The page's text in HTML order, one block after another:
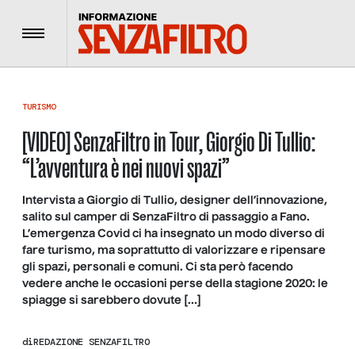
Menu
TURISMO
[VIDEO] SenzaFiltro in Tour, Giorgio Di Tullio:
“L’avventura è nei nuovi spazi”
Intervista a Giorgio di Tullio, designer dell’innovazione,
salito sul camper di SenzaFiltro di passaggio a Fano.
L’emergenza Covid ci ha insegnato un modo diverso di
fare turismo, ma soprattutto di valorizzare e ripensare
gli spazi, personali e comuni. Ci sta però facendo
vedere anche le occasioni perse della stagione 2020: le
spiagge si sarebbero dovute […]
diREDAZIONE SENZAFILTRO